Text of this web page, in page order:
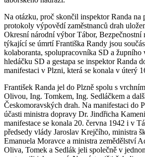
Na otázku, proč skončil inspektor Randa
protokoly výpovědí zaměstnanců drah
Okresní národní výbor Tábor, Bezpečnostní
týkající se úmrtí Františka Randy jsou
kolaboranta, spolupracovníka SD a
hledáčku SD a gestapa se inspektor Randa
manifestaci v Plzni, která se konala v úterý
František Randa jel do Plzně spolu s
Olivou, Ing. Tomkem, Ing. Sedláčkem a
Českomoravských drah. Na manifestaci do
účasti ministra dopravy Dr. Jindřicha
manifestace se konala 20. června 1942 i v
předsedy vlády Jaroslav Krejčího, ministra
Emanuela Moravce a ministra zemědělství
Oliva, Tomek a Sedlák jeli společně v